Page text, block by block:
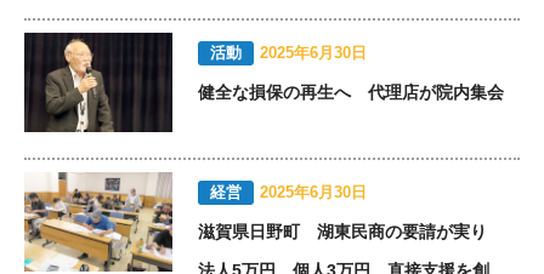
活動 2025年6月30日
健全な損保の再生へ 代理店が院内集会
経営 2025年6月30日
滋賀県日野町 湖東民商の要請が実り